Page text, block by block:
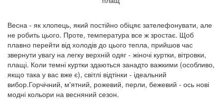
Весна - як хлопець, який постійно обіцяє зателефонувати, але
не робить цього. Проте, температура все ж зростає. Щоб
плавно перейти від холодів до цього тепла, прийшов час
звернути увагу на легку верхній одяг - жіночі куртки, вітровки,
плащі. Коли темні куртки здаються занадто важкими (особливо,
якщо така у вас вже є), світлі відтінки - ідеальний
вибор.Горчічний, м'ятний, рожевий, перли, бежевий - ось нові
модні кольори на весняний сезон.